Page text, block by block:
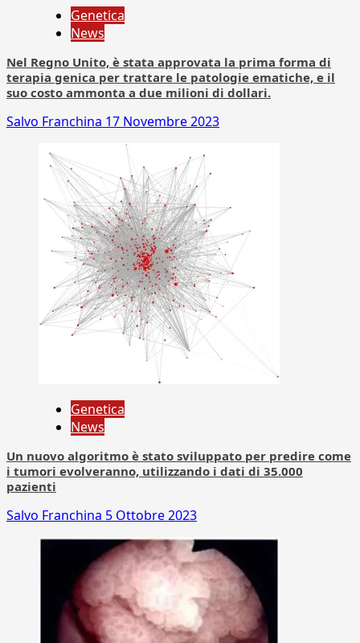
Genetica
News
Nel Regno Unito, è stata approvata la prima forma di
terapia genica per trattare le patologie ematiche, e il
suo costo ammonta a due milioni di dollari.
Salvo Franchina 17 Novembre 2023
Genetica
News
Un nuovo algoritmo è stato sviluppato per predire come
i tumori evolveranno, utilizzando i dati di 35.000
pazienti
Salvo Franchina 5 Ottobre 2023